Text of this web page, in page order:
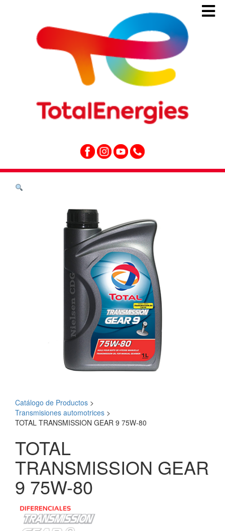
Catálogo de Productos >
Transmisiones automotrices >
TOTAL TRANSMISSION GEAR 9 75W-80
TOTAL
TRANSMISSION GEAR
9 75W-80